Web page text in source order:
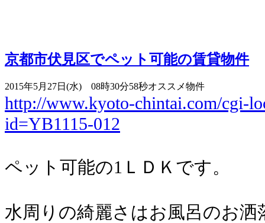
京都市伏見区でペット可能の賃貸物件
2015年5月27日(水) 08時30分58秒オススメ物件
http://www.kyoto-chintai.com/cgi-
id=YB1115-012
ペット可能の1ＬＤＫです。
水周りの綺麗さはお風呂のお